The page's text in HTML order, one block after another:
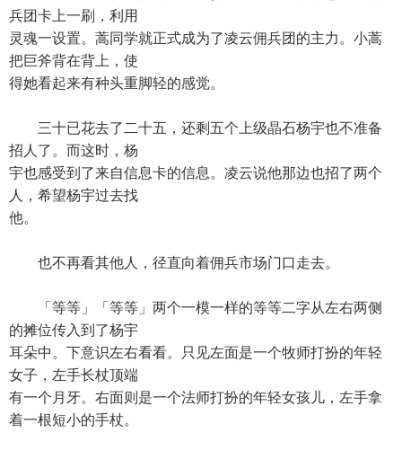
兵团卡上一刷，利用
灵魂一设置。蒿同学就正式成为了凌云佣兵团的主力。小蒿
把巨斧背在背上，使
得她看起来有种头重脚轻的感觉。
三十已花去了二十五，还剩五个上级晶石杨宇也不准备
招人了。而这时，杨
宇也感受到了来自信息卡的信息。凌云说他那边也招了两个
人，希望杨宇过去找
他。
也不再看其他人，径直向着佣兵市场门口走去。
「等等」「等等」两个一模一样的等等二字从左右两侧
的摊位传入到了杨宇
耳朵中。下意识左右看看。只见左面是一个牧师打扮的年轻
女子，左手长杖顶端
有一个月牙。右面则是一个法师打扮的年轻女孩儿，左手拿
着一根短小的手杖。